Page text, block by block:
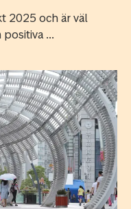
2025 och är väl
...